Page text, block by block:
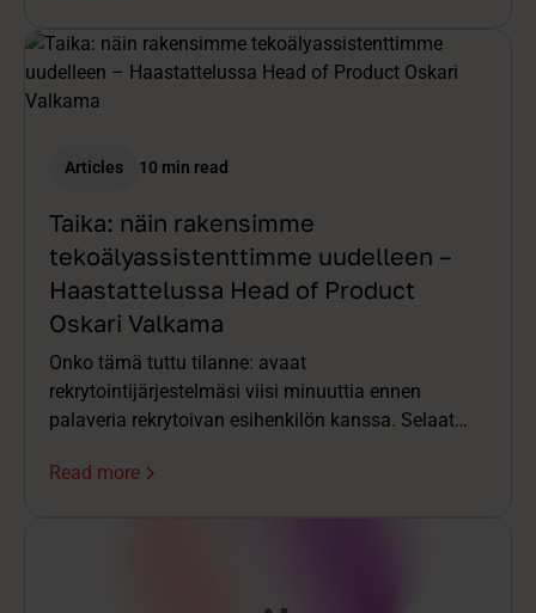
Articles 10 min read
Taika: näin rakensimme
tekoälyassistenttimme uudelleen –
Haastattelussa Head of Product
Oskari Valkama
Onko tämä tuttu tilanne: avaat
rekrytointijärjestelmäsi viisi minuuttia ennen
palaveria rekrytoivan esihenkilön kanssa. Selaat
muistiinpanoja ja kasaat kokonaiskuvaa päässäsi
Read more